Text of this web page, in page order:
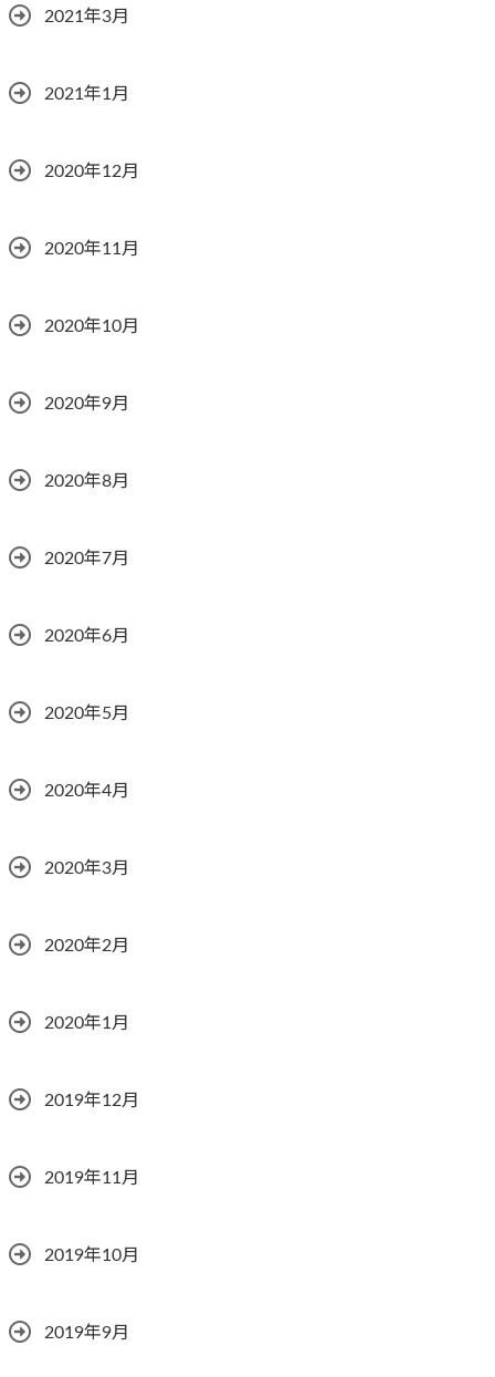
2021年3月
2021年1月
2020年12月
2020年11月
2020年10月
2020年9月
2020年8月
2020年7月
2020年6月
2020年5月
2020年4月
2020年3月
2020年2月
2020年1月
2019年12月
2019年11月
2019年10月
2019年9月